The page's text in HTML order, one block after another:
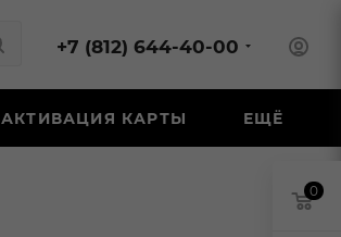
+7 (812) 644-40-00
АКТИВАЦИЯ КАРТЫ ЕЩЁ
0